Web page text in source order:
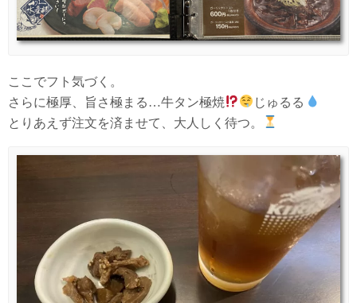
ここでフト気づく。
さらに極厚、旨さ極まる…牛タン極焼
じゅるる
とりあえず注文を済ませて、大人しく待つ。